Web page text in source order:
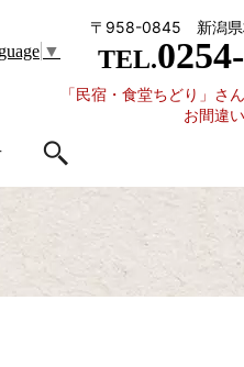
▼
〒958-0845 新潟県
TEL.
「民宿・食堂ちどり」さ
お間違